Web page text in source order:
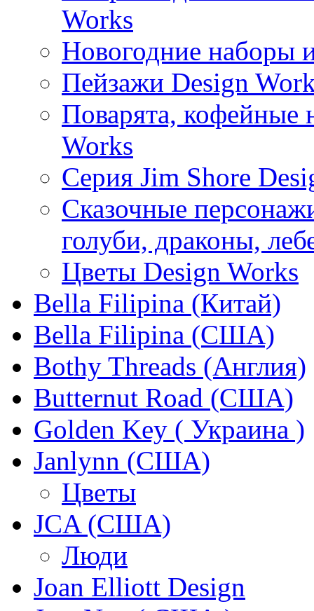
Works
Новогодние наборы
Пейзажи Design
Поварята, кофейные
Works
Серия Jim Shore
Сказочные
голуби, драконы,
Цветы Design Works
Bella Filipina (Китай)
Bella Filipina (США)
Bothy Threads (Англия)
Butternut Road (США)
Golden Key ( Украина )
Janlynn (США)
Цветы
JCA (США)
Люди
Joan Elliott Design